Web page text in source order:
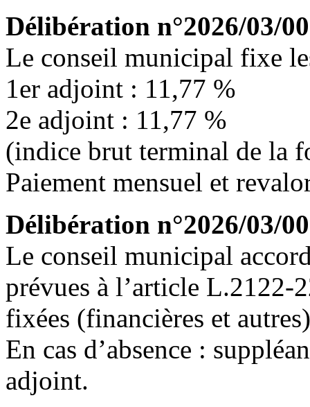
Délibération n°2026/03/
Le conseil municipal fixe
1er adjoint : 11,77 %
2e adjoint : 11,77 %
(indice brut terminal de la
Paiement mensuel et
Délibération n°2026/03/
Le conseil municipal
prévues à l’article L.2122-
fixées (financières et
En cas d’absence :
adjoint.